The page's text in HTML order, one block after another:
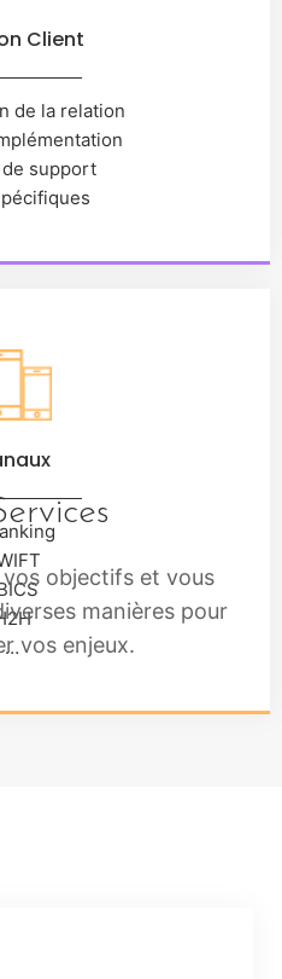
Client
de la relation
support
…
objectifs et vous
manières pour
vos enjeux.